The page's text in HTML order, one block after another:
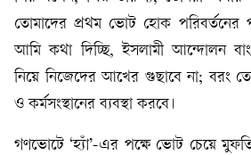
তোমাদের প্রথম ভোট হোক পরিবর্তনের
আমি কথা দিচ্ছি, ইসলামী আন্দোলন
নিয়ে নিজেদের আখের গুছাবে না; বরং
ও কর্মসংস্থানের ব্যবস্থা করবে।
গণভোটে ‘হ্যাঁ’-এর পক্ষে ভোট চেয়ে